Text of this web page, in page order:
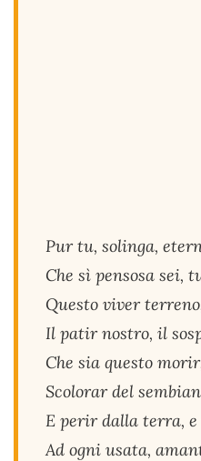
Pur tu, solinga,
Che sì pensosa sei,
Questo viver
Il patir nostro, il
Che sia questo
Scolorar del
E perir dalla terra,
Ad ogni usata,